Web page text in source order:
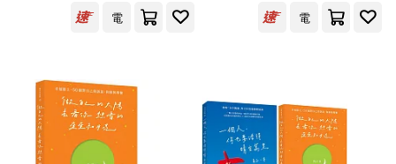
日用清潔(4) 休閒生活(11)
婦幼生活(40)
鞋包配件(30) 票券(4)
丸戸史明(29)
腰オラつばめ(26)
三嶋与夢(24)
展開
出版社 (可複選)
悅文社(268)
電
電